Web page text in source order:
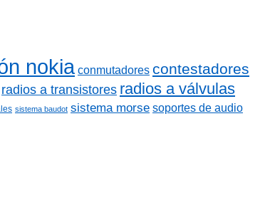
nokia conmutadores contestadores
radios a transistores radios a válvulas
sistema baudot sistema morse soportes de audio